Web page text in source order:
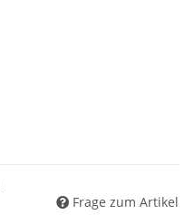
Frage zum Artikel